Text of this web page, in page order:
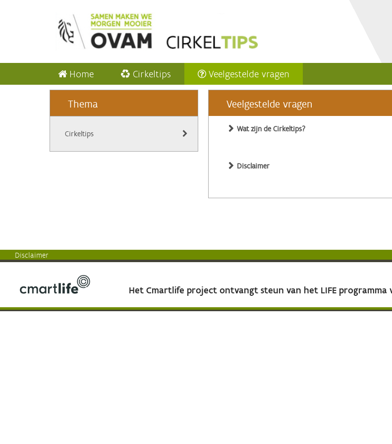
Home Cirkeltips Veelgestelde vragen
Thema
Cirkeltips
Veelgestelde vragen
Wat zijn de Cirkeltips?
Disclaimer
Disclaimer
Het Cmartlife project ontvangt steun van het LIFE programma